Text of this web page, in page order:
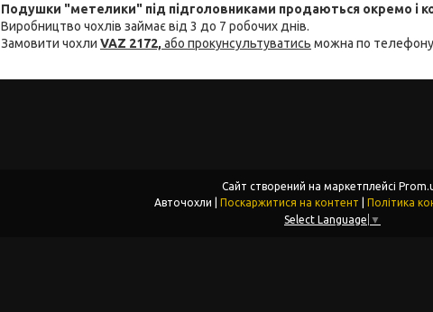
Подушки "метелики" під підголовниками продаються окремо і
Виробництво чохлів займає від 3 до 7 робочих днів.
Замовити чохли VAZ 2172, або прокунсультуватись можна по
Сайт створений на маркетплейсі
Поскаржитися на контент
Політика
Select Language ▼